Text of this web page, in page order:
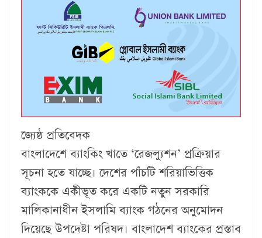
জ্যেষ্ঠ প্রতিবেদক
বাংলাদেশে ব্যাংকিং খাতে ‘রেজল্যুশন’ প্রক্রিয়ার
সূচনা হতে যাচ্ছে। দেশের পাঁচটি শরিয়াভিত্তিক
ব্যাংককে একীভূত করে একটি নতুন সরকারি
মালিকানাধীন ইসলামি ব্যাংক গঠনের অনুমোদন
দিয়েছে উপদেষ্টা পরিষদ। বাংলাদেশ ব্যাংকের প্রস্তাব